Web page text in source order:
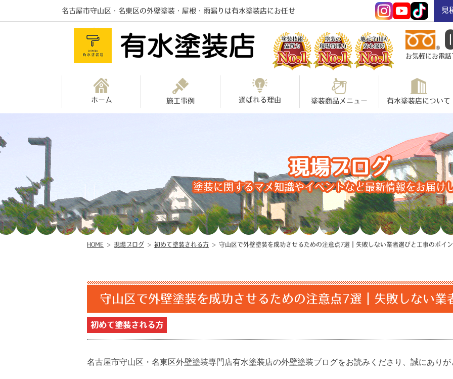
名古屋市守山区・名東区の外壁塗装・屋根・雨漏りは有水塗装店にお任せ 見
お気軽にお電
ホーム 施工事例 選ばれる理由 塗装商品メニュー 有水塗装店について
現場ブログ
塗装に関するマメ知識やイベントなど最新情報をお届け
HOME > 現場ブログ > 初めて塗装される方 > 守山区で外壁塗装を成功させるための注意点7選｜失敗しない業者選びと工事のポイ
守山区で外壁塗装を成功させるための注意点7選｜失敗しない業
初めて塗装される方
名古屋市守山区・名東区外壁塗装専門店有水塗装店の外壁塗装ブログをお読みくださり、誠にあり